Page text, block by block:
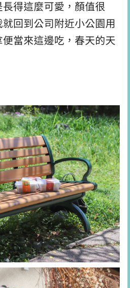
得這麼可愛，顏值很
回到公司附近小公園用
當來這邊吃，春天的天